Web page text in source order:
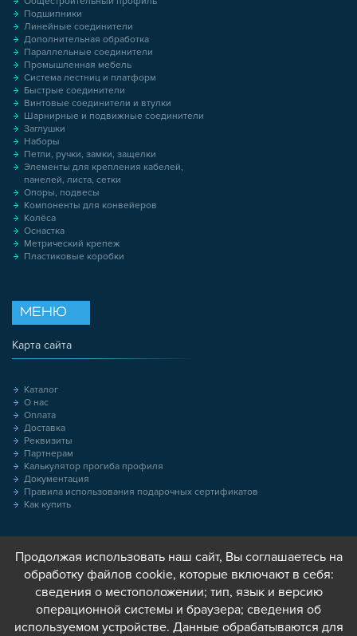
Подшипники
Линейные соединители
Дополнительная обработка
Параллельные соединители
Промышленная мебель
Система лестниц и платформ
Быстрые соединители
Винтовые соединители и втулки
Шарнирные и подвижные соединители
Заглушки
Наборы
Петли, ручки, замки, защелки
Элементы для крепления кабелей,
панелей, листа, сетки
Опоры, подвесы
Компоненты для конвейеров
Колёса
Оснастка
Метрический крепеж
Пластиковые коробки
МЕНЮ
Карта сайта
Каталог
О нас
Оплата
Доставка
Реквизиты
Партнерам
Калькулятор прогиба профиля
Документация
Правила использования подарочных сертификатов
Как купить
Продолжая использовать наш сайт, Вы соглашаетесь на
обработку файлов cookie, которые включают в себя:
сведения о местоположении; тип, язык и версию
операционной системы и браузера; сведения об
используемом устройстве. Данные обрабатываются для